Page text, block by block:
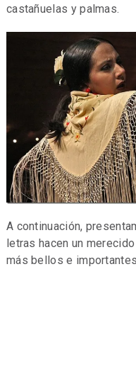
castañuelas y palmas.
A continuación,
letras hacen un
más bellos e